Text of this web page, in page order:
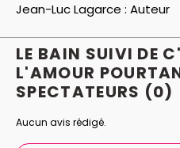
La pièce de Bruno Dairou,
dénonciation de
d'un couple d'hommes,
amoureux, que la musique
est soudainement brisé
pour le Festival d'Avignon
Jean-Luc Lagarce : Auteur
LE BAIN SUIVI DE
L'AMOUR
SPECTATEURS (0)
Aucun avis rédigé.